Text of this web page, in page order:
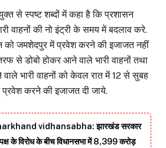
से स्पष्ट शब्दों में कहा है कि प्रशासन
वाहनों की नो इंट्री के समय में बदलाव करे.
को जमशेदपुर में प्रवेश करने की इजाजत नहीं
से डोबो होकर आने वाले भारी वाहनों तथा
भारी वाहनों को केवल रात में 12 से सुबह
करने की इजाजत दी जाये.
vidhansabha: झारखंड सरकार
के विरोध के बीच विधानसभा में 8,399 करोड़